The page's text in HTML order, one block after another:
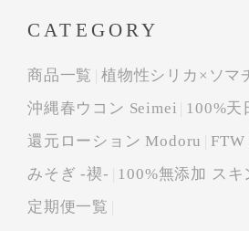
CATEGORY
商品一覧
植物性シリカ×ソマ
沖縄春ウコン Seimei
100%天
還元ローション Modoru
FTW
みそぎ -禊-
100%無添加 スキ
定期便一覧